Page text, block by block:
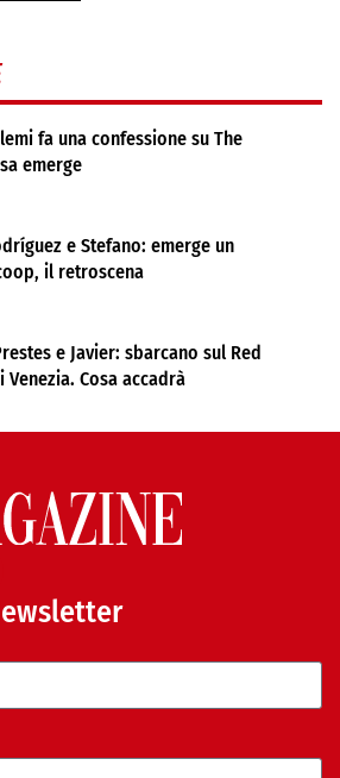
fa una confessione su The
emerge
e Stefano: emerge un
il retroscena
e Javier: sbarcano sul Red
Venezia. Cosa accadrà